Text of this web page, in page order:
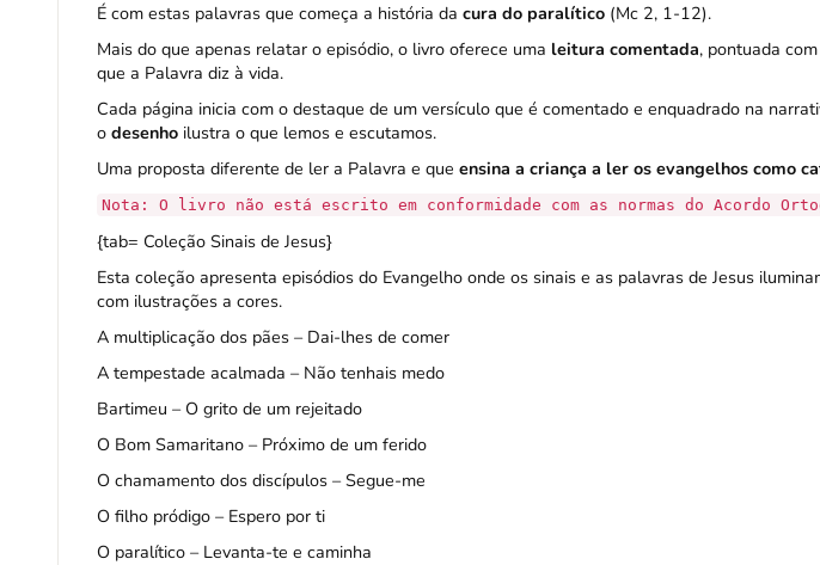
É com estas palavras que começa a história da cura do paralítico (Mc 2, 1-12).
Mais do que apenas relatar o episódio, o livro oferece uma leitura comentada, pontuada com
que a Palavra diz à vida.
Cada página inicia com o destaque de um versículo que é comentado e enquadrado na
o desenho ilustra o que lemos e escutamos.
Uma proposta diferente de ler a Palavra e que ensina a criança a ler os evangelhos como
Nota: O livro não está escrito em conformidade com as normas do Acordo
{tab= Coleção Sinais de Jesus}
Esta coleção apresenta episódios do Evangelho onde os sinais e as palavras de Jesus
com ilustrações a cores.
A multiplicação dos pães – Dai-lhes de comer
A tempestade acalmada – Não tenhais medo
Bartimeu – O grito de um rejeitado
O Bom Samaritano – Próximo de um ferido
O chamamento dos discípulos – Segue-me
O filho pródigo – Espero por ti
O paralítico – Levanta-te e caminha